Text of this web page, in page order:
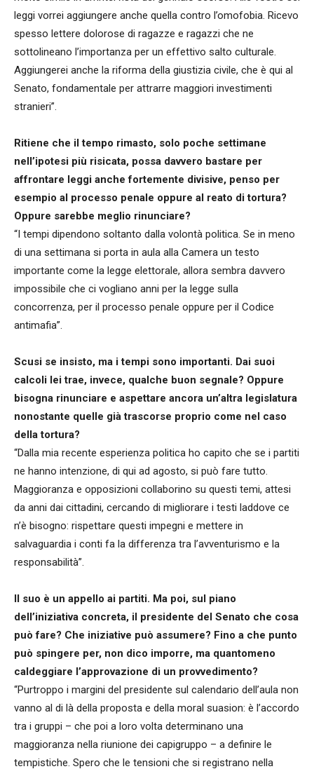
leggi vorrei aggiungere anche quella contro l’omofobia. Ricevo
spesso lettere dolorose di ragazze e ragazzi che ne
sottolineano l’importanza per un effettivo salto culturale.
Aggiungerei anche la riforma della giustizia civile, che è qui al
Senato, fondamentale per attrarre maggiori investimenti
stranieri”.
Ritiene che il tempo rimasto, solo poche settimane
nell’ipotesi più risicata, possa davvero bastare per
affrontare leggi anche fortemente divisive, penso per
esempio al processo penale oppure al reato di tortura?
Oppure sarebbe meglio rinunciare?
“I tempi dipendono soltanto dalla volontà politica. Se in meno
di una settimana si porta in aula alla Camera un testo
importante come la legge elettorale, allora sembra davvero
impossibile che ci vogliano anni per la legge sulla
concorrenza, per il processo penale oppure per il Codice
antimafia”.
Scusi se insisto, ma i tempi sono importanti. Dai suoi
calcoli lei trae, invece, qualche buon segnale? Oppure
bisogna rinunciare e aspettare ancora un’altra legislatura
nonostante quelle già trascorse proprio come nel caso
della tortura?
“Dalla mia recente esperienza politica ho capito che se i partiti
ne hanno intenzione, di qui ad agosto, si può fare tutto.
Maggioranza e opposizioni collaborino su questi temi, attesi
da anni dai cittadini, cercando di migliorare i testi laddove ce
n’è bisogno: rispettare questi impegni e mettere in
salvaguardia i conti fa la differenza tra l’avventurismo e la
responsabilità”.
Il suo è un appello ai partiti. Ma poi, sul piano
dell’iniziativa concreta, il presidente del Senato che cosa
può fare? Che iniziative può assumere? Fino a che punto
può spingere per, non dico imporre, ma quantomeno
caldeggiare l’approvazione di un provvedimento?
“Purtroppo i margini del presidente sul calendario dell’aula non
vanno al di là della proposta e della moral suasion: è l’accordo
tra i gruppi – che poi a loro volta determinano una
maggioranza nella riunione dei capigruppo – a definire le
tempistiche. Spero che le tensioni che si registrano nella